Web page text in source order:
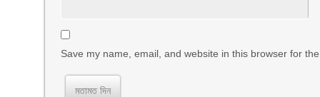
Save my name, email, and website in this browser for